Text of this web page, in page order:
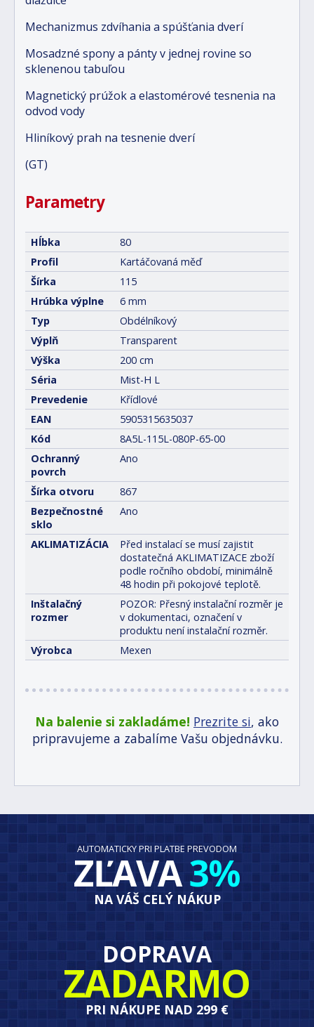
Mechanizmus zdvíhania a spúšťania dverí
Mosadzné spony a pánty v jednej rovine so
sklenenou tabuľou
Magnetický prúžok a elastomérové tesnenia na
odvod vody
Hliníkový prah na tesnenie dverí
(GT)
Parametry
Hĺbka
80
Profil
Kartáčovaná měď
Šírka
115
Hrúbka výplne
6 mm
Typ
Obdélníkový
Výplň
Transparent
Výška
200 cm
Séria
Mist-H L
Prevedenie
Křídlové
EAN
5905315635037
Kód
8A5L-115L-080P-65-00
Ochranný
povrch
Ano
Šírka otvoru
867
Bezpečnostné
sklo
Ano
AKLIMATIZÁCIA
Před instalací se musí zajistit
dostatečná AKLIMATIZACE zboží
podle ročního období, minimálně
48 hodin při pokojové teplotě.
Inštalačný
rozmer
POZOR: Přesný instalační rozměr je
v dokumentaci, označení v
produktu není instalační rozměr.
Výrobca
Mexen
Na balenie si zakladáme! Prezrite si, ako
pripravujeme a zabalíme Vašu objednávku.
AUTOMATICKY PRI PLATBE PREVODOM
ZĽAVA3%
NA VÁŠ CELÝ NÁKUP
DOPRAVA
ZADARMO
PRI NÁKUPE NAD 299 €